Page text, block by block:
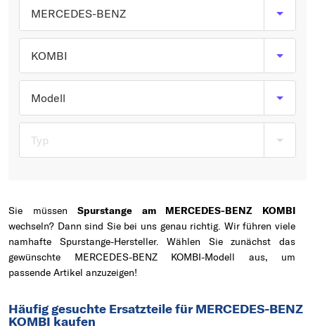
MERCEDES-BENZ
KOMBI
Modell
Typ
Sie müssenSpurstange am MERCEDES-BENZ KOMBI
wechseln? Dann sind Sie bei uns genau richtig. Wir führen viele
namhafte Spurstange-Hersteller. Wählen Sie zunächst das
gewünschte MERCEDES-BENZ KOMBI-Modell aus, um
passende Artikel anzuzeigen!
Häufig gesuchte Ersatzteile für MERCEDES-BENZ
KOMBI kaufen